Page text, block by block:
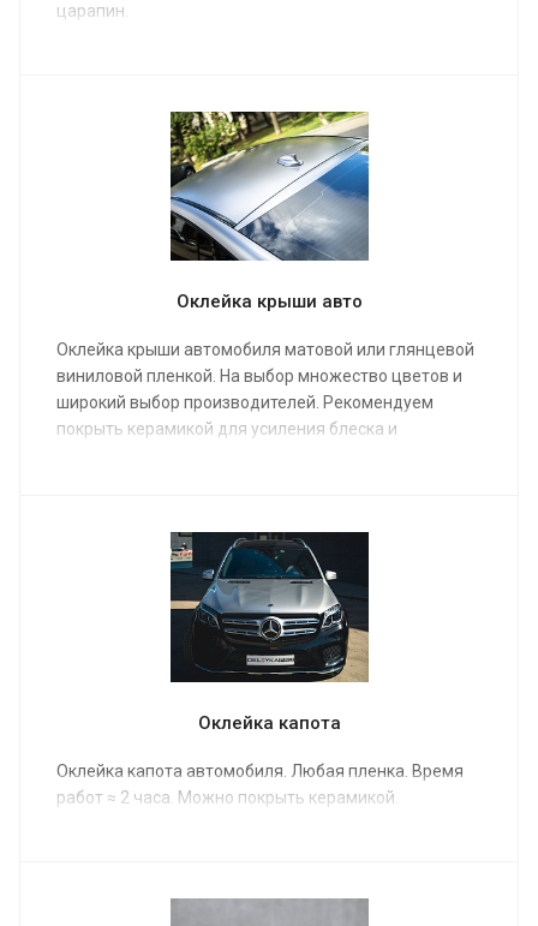
царапин.
Оклейка крыши авто
Оклейка крыши автомобиля матовой или глянцевой
виниловой пленкой. На выбор множество цветов и
широкий выбор производителей. Рекомендуем
покрыть керамикой для усиления блеска и
Оклейка капота
Оклейка капота автомобиля. Любая пленка. Время
работ ≈ 2 часа. Можно покрыть керамикой.